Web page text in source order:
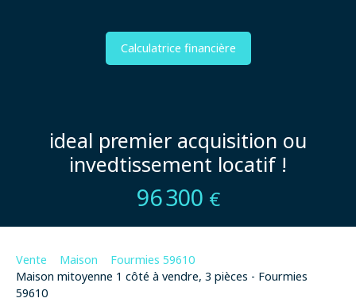
Calculatrice financière
ideal premier acquisition ou
invedtissement locatif !
96 300 €
Vente Maison
Fourmies 59610
Maison mitoyenne 1 côté à vendre, 3 pièces - Fourmies
59610